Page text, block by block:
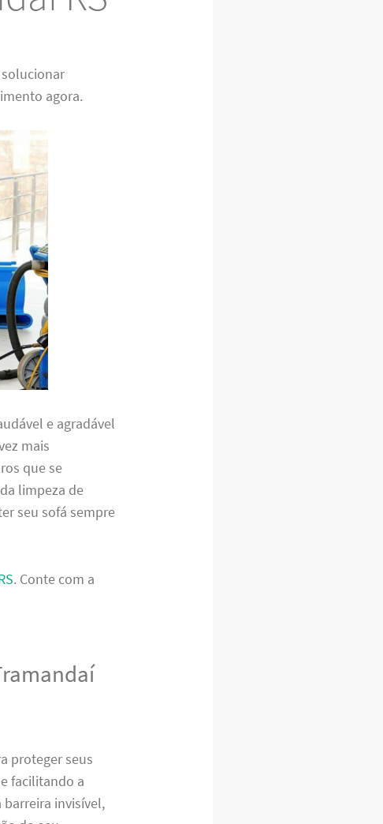
agora.
e agradável
mais
que se
limpeza de
seu sofá sempre
. Conte com a
proteger seus
facilitando a
invisível,